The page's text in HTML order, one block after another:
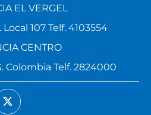
EL VERGEL
Local 107 Telf. 4103554
CENTRO
Colombia Telf. 2824000